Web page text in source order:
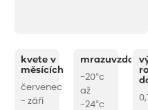
kvete v
měsících
červenec
- září
-20°c
až
-24°c